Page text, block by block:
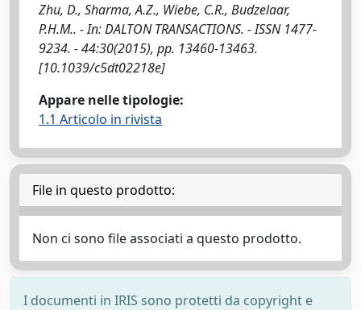
Zhu, D., Sharma, A.Z., Wiebe, C.R., Budzelaar,
P.H.M.. - In: DALTON TRANSACTIONS. - ISSN 1477-
9234. - 44:30(2015), pp. 13460-13463.
[10.1039/c5dt02218e]
Appare nelle tipologie:
1.1 Articolo in rivista
File in questo prodotto:
Non ci sono file associati a questo prodotto.
I documenti in IRIS sono protetti da copyright e